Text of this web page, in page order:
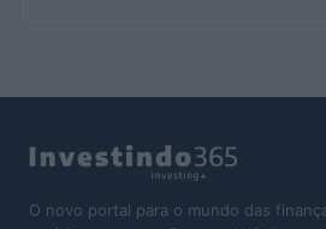
O novo portal para o mundo das